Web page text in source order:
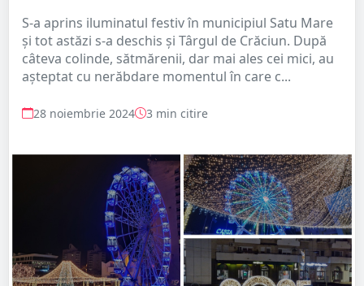
S-a aprins iluminatul festiv în municipiul Satu Mare
și tot astăzi s-a deschis și Târgul de Crăciun. După
câteva colinde, sătmărenii, dar mai ales cei mici, au
așteptat cu nerăbdare momentul în care c...
28 noiembrie 2024 3 min citire